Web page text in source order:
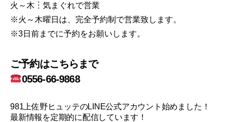
火～木︙気まぐれで営業
※火～木曜日は、完全予約制で営業致します。
※3日前までに予約をお願いします。
ご予約はこちらまで
0556-66-9868
981上佐野ヒュッテのLINE公式アカウント始めました！
最新情報を定期的に配信しています！